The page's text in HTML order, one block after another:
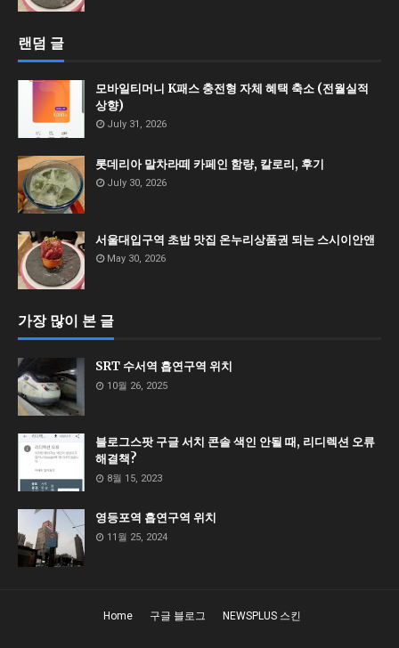
랜덤 글
모바일티머니 K패스 충전형 자체 혜택 축소 (전월실적
상향)
July 31, 2026
롯데리아 말차라떼 카페인 함량, 칼로리, 후기
July 30, 2026
서울대입구역 초밥 맛집 온누리상품권 되는 스시이안앤
May 30, 2026
가장 많이 본 글
SRT 수서역 흡연구역 위치
10월 26, 2025
블로그스팟 구글 서치 콘솔 색인 안될 때, 리디렉션 오류
해결책?
8월 15, 2023
영등포역 흡연구역 위치
11월 25, 2024
Home 구글 블로그 NEWSPLUS 스킨